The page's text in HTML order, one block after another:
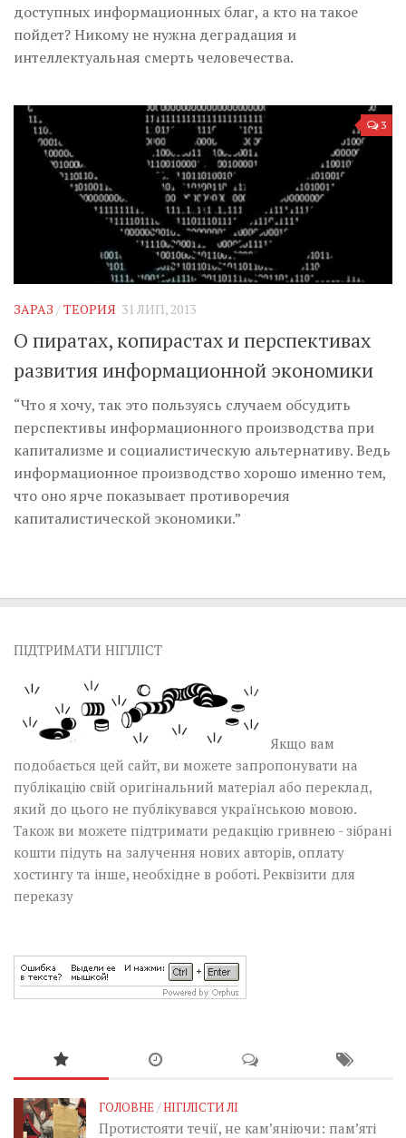
доступных информационных благ, а кто на такое
пойдет? Никому не нужна деградация и
интеллектуальная смерть человечества.
3
ЗАРАЗ /ТЕОРИЯ 31 ЛИП, 2013
О пиратах, копирастах и перспективах
развития информационной экономики
“Что я хочу, так это пользуясь случаем обсудить
перспективы информационного производства при
капитализме и социалистическую альтернативу. Ведь
информационное производство хорошо именно тем,
что оно ярче показывает противоречия
капиталистической экономики.”
ПІДТРИМАТИ НІГІЛІСТ
Якщо вам
подобається цей сайт, ви можете запропонувати на
публікацію свій оригінальний матеріал або переклад,
який до цього не публікувався українською мовою.
Також ви можете підтримати редакцію гривнею - зібрані
кошти підуть на залучення нових авторів, оплату
хостингу та інше, необхідне в роботі. Реквізити для
переказу
ГОЛОВНЕ /НІГІЛІСТИ ЛІ
Протистояти течії, не кам’яніючи: пам’яті